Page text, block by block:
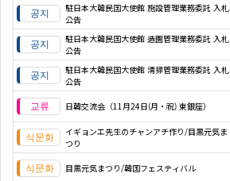
駐日本大韓民国大使館 施設管理業務委託 入札
公告
駐日本大韓民国大使館 造園管理業務委託 入札
公告
駐日本大韓民国大使館 清掃管理業務委託 入札
公告
日韓交流会（11月24日(月・祝) 東銀座）
イギョンエ先生のチャンアチ作り/目黒元気ま
つり
目黒元気まつり/韓国フェスティバル